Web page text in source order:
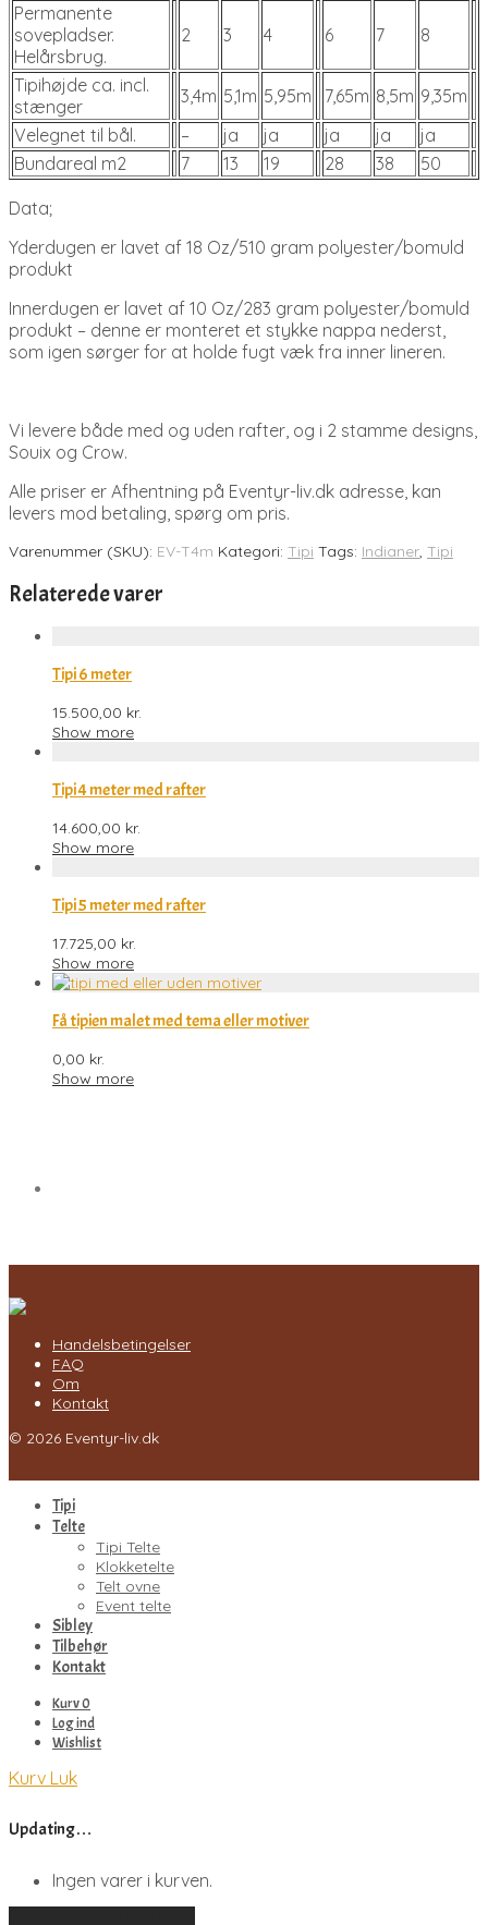
Permanente
sovepladser.
Helårsbrug.
2 3 4 6 7 8
Tipihøjde ca. incl.
stænger
3,4m 5,1m 5,95m 7,65m 8,5m 9,35m
Velegnet til bål.
– ja ja ja ja
ja
Bundareal m2
7 13 19 28 38 50
Data;
Yderdugen er lavet af 18 Oz/510 gram polyester/bomuld
produkt
Innerdugen er lavet af 10 Oz/283 gram polyester/bomuld
produkt – denne er monteret et stykke nappa nederst,
som igen sørger for at holde fugt væk fra inner lineren.
Vi levere både med og uden rafter, og i 2 stamme designs,
Souix og Crow.
Alle priser er Afhentning på Eventyr-liv.dk adresse, kan
levers mod betaling, spørg om pris.
Varenummer (SKU): EV-T4m Kategori: Tipi Tags: Indianer Tipi
Relaterede varer
Tipi 6 meter
15.500,00 kr.
Show more
Tipi 4 meter med rafter
14.600,00 kr.
Show more
Tipi 5 meter med rafter
17.725,00 kr.
Show more
Få tipien malet med tema eller motiver
0,00 kr.
Show more
Handelsbetingelser
FAQ
Om
Kontakt
© 2026 Eventyr-liv.dk
Tipi
Telte
Tipi Telte
Klokketelte
Telt ovne
Event telte
Sibley
Tilbehør
Kontakt
Kurv0
Log ind
Wishlist
Kurv Luk
Updating…
Ingen varer i kurven.